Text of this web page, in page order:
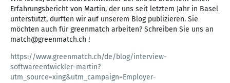
Erfahrungsbericht von Martin, der uns seit letztem Jahr in Basel
unterstützt, durften wir auf unserem Blog publizieren. Sie
möchten auch für greenmatch arbeiten? Schreiben Sie uns an
match@greenmatch.ch !
https://www.greenmatch.ch/de/blog/interview-
softwareentwickler-martin?
utm_source=xing&utm_campaign=Employer-